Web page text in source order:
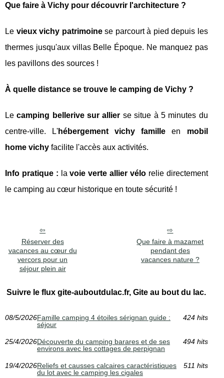
Que faire à Vichy pour découvrir l'architecture ?
Le vieux vichy patrimoinese parcourt à pied depuis les
thermes jusqu'aux villas Belle Époque. Ne manquez pas
les pavillons des sources !
À quelle distance se trouve le camping de Vichy ?
Lecamping bellerive sur allier se situe à 5 minutes du
centre-ville. L'hébergement vichy famille en mobil
home vichy facilite l'accès aux activités.
Info pratique : lavoie verte allier vélorelie directement
le camping au cœur historique en toute sécurité !
Réserver des
vacances au cœur du
vercors pour un
séjour plein air
Que faire à mazamet
pendant des
vacances nature ?
Suivre le flux gite-auboutdulac.fr, Gite au bout du lac.
08/5/2026Famille camping 4 étoiles sérignan guide :
séjour
424 hits
25/4/2026Découverte du camping barares et de ses
environs avec les cottages de perpignan
494 hits
19/4/2026Reliefs et causses calcaires caractéristiques
du lot avec le camping les cigales
511 hits